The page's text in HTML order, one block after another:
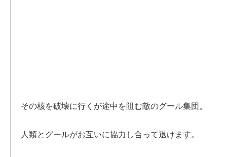
その核を破壊に行くが途中を阻む敵のグール集団。
人類とグールがお互いに協力し合って退けます。